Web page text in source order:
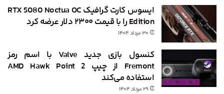
ایسوس کارت گرافیک RTX 5080 Noctua OC
Edition را با قیمت ۲۳۰۰ دلار عرضه کرد
۳۰ مرداد ۱۴۰۴
کنسول بازی جدید Valve با اسم رمز
Fremont از چیپ AMD Hawk Point 2
استفاده می‌کند
۲۹ مرداد ۱۴۰۴